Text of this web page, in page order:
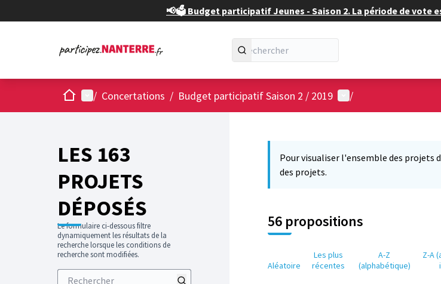
📢🗳️ Budget participatif Jeunes - Saison 2. La période de vote
AccueilMenu principal
/ Concertations / Budget participatif Saison 2 / 2019 Menu utilisateur
/
LES 163
PROJETS
DÉPOSÉS
Le formulaire ci-dessous filtre
dynamiquement les résultats de la
recherche lorsque les conditions de
recherche sont modifiées.
Pour visualiser l'ensemble des projets
des projets.
56 propositions
Aléatoire
Les plus
récentes
A-Z
(alphabétique)
Z-A